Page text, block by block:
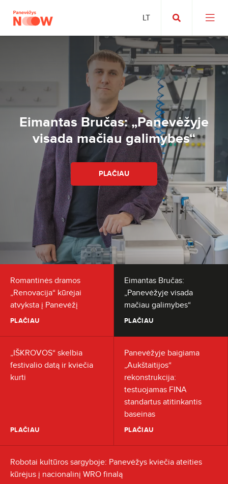
Eimantas Bručas: „Panevėžyje
visada mačiau galimybes“
PLAČIAU
Romantinės dramos
„Renovacija“ kūrėjai
atvyksta į Panevėžį
PLAČIAU
Eimantas Bručas:
„Panevėžyje visada
mačiau galimybes“
PLAČIAU
„IŠKROVOS“ skelbia
festivalio datą ir kviečia
kurti
PLAČIAU
Panevėžyje baigiama
„Aukštaitijos“
rekonstrukcija:
testuojamas FINA
standartus atitinkantis
baseinas
PLAČIAU
Robotai kultūros sargyboje: Panevėžys kviečia ateities
kūrėjus į nacionalinį WRO finalą